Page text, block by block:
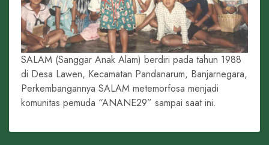
SALAM (Sanggar Anak Alam) berdiri pada tahun 1988
di Desa Lawen, Kecamatan Pandanarum, Banjarnegara,
Perkembangannya SALAM metemorfosa menjadi
komunitas pemuda “ANANE29” sampai saat ini.